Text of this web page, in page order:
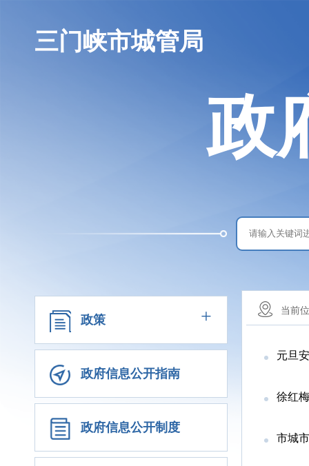
三门峡市城管局
政
政策 +
政府信息公开指南
政府信息公开制度
当前
元旦
徐红
市城